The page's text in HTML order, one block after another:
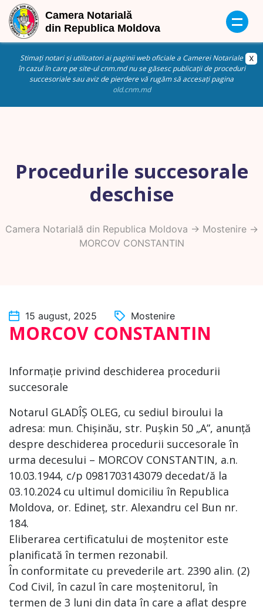
Stimați notari și utilizatori ai paginii web oficiale a Camerei Notariale
în cazul în care pe site-ul cnm.md nu se găsesc publicații de proceduri
succesoriale sau aviz de pierdere vă rugăm să accesați pagina
old.cnm.md
Procedurile succesorale
deschise
Camera Notarială din Republica Moldova -> Mostenire->
MORCOV CONSTANTIN
15 august, 2025 Mostenire
MORCOV CONSTANTIN
Informație privind deschiderea procedurii
succesorale
Notarul GLADÎȘ OLEG, cu sediul biroului la
adresa: mun. Chișinău, str. Pușkin 50 „A”, anunță
despre deschiderea procedurii succesorale în
urma decesului – MORCOV CONSTANTIN, a.n.
10.03.1944, c/p 0981703143079 decedat/ă la
03.10.2024 cu ultimul domiciliu în Republica
Moldova, or. Edineț, str. Alexandru cel Bun nr.
184.
Eliberarea certificatului de moștenitor este
planificată în termen rezonabil.
În conformitate cu prevederile art. 2390 alin. (2)
Cod Civil, în cazul în care moștenitorul, în
termen de 3 luni din data în care a aflat despre